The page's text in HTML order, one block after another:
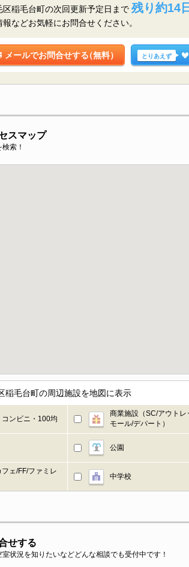
区稲毛台町の次回更新予定日まで 残り約14
などお気軽にお問合せください。
メールでお問合せする（無料） とりあえず
スマップ
索！
稲毛台町の周辺施設を地図に表示
コンビニ・100均
商業施設（SC/アウトレ
モール/デパート）
公園
ェ/FF/ファミレ
中学校
せする
室状況を知りたいなどどんな相談でも受付中です！